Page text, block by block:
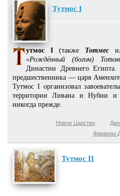
Тутмос I
утмос I(такжеТотмес
«Рождённый (богом)
Династии Древнего
предшественника — царя
Тутмос I организовал
территории Ливана и Нубии и
никогда прежде.
Новое Царство
Фараоны
Тутмос II